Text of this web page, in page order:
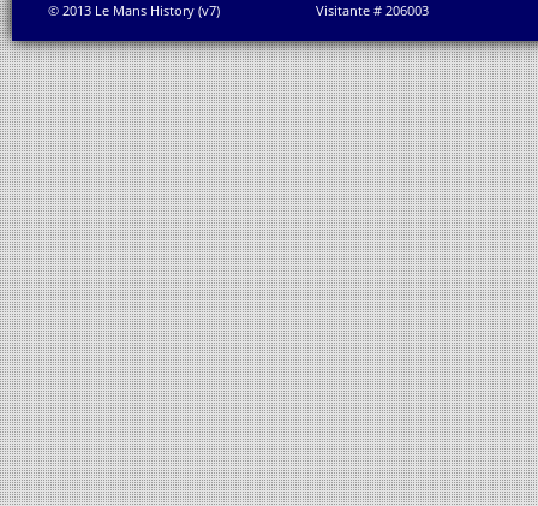
© 2013 Le Mans History (v7) Visitante # 206003